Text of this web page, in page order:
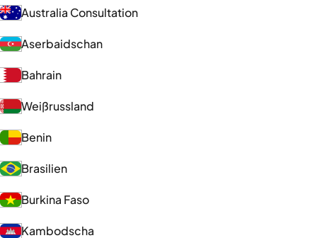
Australia Consultation
Aserbaidschan
Bahrain
Weißrussland
Benin
Brasilien
Burkina Faso
Kambodscha